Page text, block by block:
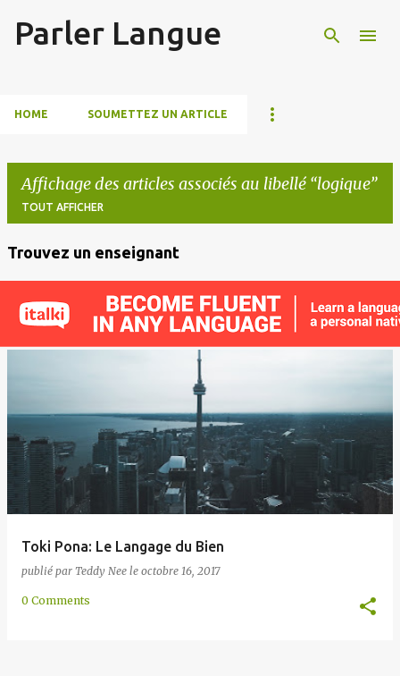
Parler Langue
HOME SOUMETTEZ UN ARTICLE
Affichage des articles associés au libellé logique
TOUT AFFICHER
i
e
s
Trouvez un enseignant
Toki Pona: Le Langage du Bien
publié par Teddy Nee le octobre 16, 2017
0 Comments